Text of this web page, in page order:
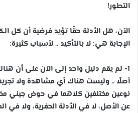
التطور!
الآن، هل الأدلة حقًا تؤيد فرضية أن كل
الإجابة هي: لا بالتأكيد .. لأسباب كثيرة:
1- لم يقم دليل واحد إلى الآن على أن
أصلًا .. وليست هناك أي مشاهدة ولا
نوعين مختلفين كلاهما في حوض جيني
عن الأصل، لا في الأدلة الحفرية، ولا في